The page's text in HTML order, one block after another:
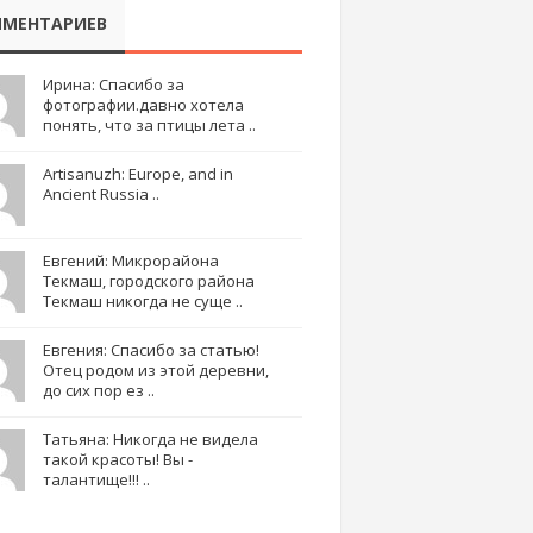
Ирина: Спасибо за
фотографии.давно хотела
понять, что за птицы лета ..
Artisanuzh: Europe, and in
Ancient Russia ..
Евгений: Микрорайона
Текмаш, городского района
Текмаш никогда не суще ..
Евгения: Спасибо за статью!
Отец родом из этой деревни,
до сих пор ез ..
Татьяна: Никогда не видела
такой красоты! Вы -
талантище!!! ..